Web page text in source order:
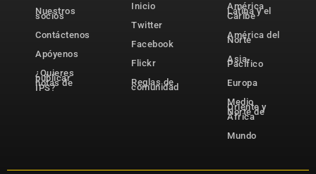
Nuestros
socios
Contáctenos
Apóyenos
¿Quieres
publicar
notas de
IPS?
Inicio
Twitter
Facebook
Flickr
Reglas de
comunidad
América
Latina y el
Caribe
América del
Norte
Asia-
Pacífico
Europa
Medio
Oriente y
Norte de
África
Mundo